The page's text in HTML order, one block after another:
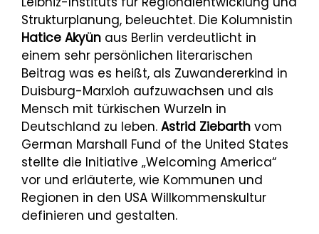
Strukturplanung, beleuchtet. Die Kolumnistin
Hatice Akyün aus Berlin verdeutlicht in
einem sehr persönlichen literarischen
Beitrag was es heißt, als Zuwandererkind in
Duisburg-Marxloh aufzuwachsen und als
Mensch mit türkischen Wurzeln in
Deutschland zu leben. Astrid Ziebarth vom
German Marshall Fund of the United States
stellte die Initiative „Welcoming America“
vor und erläuterte, wie Kommunen und
Regionen in den USA Willkommenskultur
definieren und gestalten.